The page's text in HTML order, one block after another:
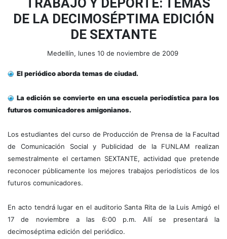
DE LA DECIMOSÉPTIMA EDICIÓN
DE SEXTANTE
Medellín, lunes 10 de noviembre de 2009
El periódico aborda temas de ciudad.
La edición se convierte en una escuela periodística para los
futuros comunicadores amigonianos.
Los estudiantes del curso de Producción de Prensa de la Facultad
de Comunicación Social y Publicidad de la FUNLAM realizan
semestralmente el certamen SEXTANTE, actividad que pretende
reconocer públicamente los mejores trabajos periodísticos de los
futuros comunicadores.
En acto tendrá lugar en el auditorio Santa Rita de la Luis Amigó el
17 de noviembre a las 6:00 p.m. Allí se presentará la
decimoséptima edición del periódico.